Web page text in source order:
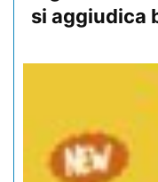
si aggiudica